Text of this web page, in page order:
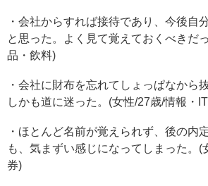
・会社からすれば接待であり、今後自
と思った。よく見て覚えておくべきだ
品・飲料)
・会社に財布を忘れてしょっぱなから
しかも道に迷った。(女性/27歳/情報・
・ほとんど名前が覚えられず、後の内
も、気まずい感じになってしまった。(
券)